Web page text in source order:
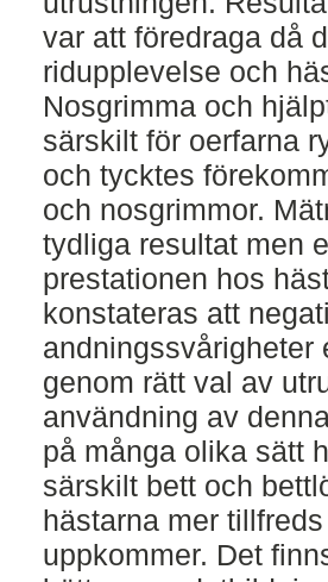
var att föredraga då
ridupplevelse och
Nosgrimma och
särskilt för oerfarna
och tycktes
och nosgrimmor.
tydliga resultat men
prestationen hos
konstateras att
andningssvårigheter
genom rätt val av
användning av
på många olika sätt
särskilt bett och
hästarna mer
uppkommer. Det